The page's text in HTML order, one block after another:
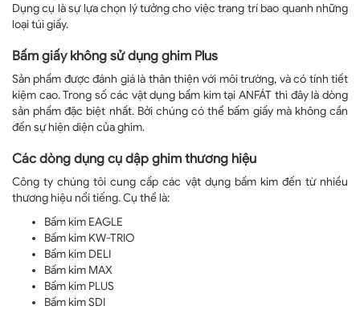
Dụng cụ là sự lựa chọn lý tưởng cho việc trang trí bao quanh những
loại túi giấy.
Bấm giấy không sử dụng ghim Plus
Sản phẩm được đánh giá là thân thiện với môi trường, và có tính tiết
kiệm cao. Trong số các vật dụng bấm kim tại ANFÁT thì đây là dòng
sản phẩm đặc biệt nhất. Bởi chúng có thể bấm giấy mà không cần
đến sự hiện diện của ghim.
Các dòng dụng cụ dập ghim thương hiệu
Công ty chúng tôi cung cấp các vật dụng bấm kim đến từ nhiều
thương hiệu nổi tiếng. Cụ thể là:
Bấm kim EAGLE
Bấm kim KW-TRIO
Bấm kim DELI
Bấm kim MAX
Bấm kim PLUS
Bấm kim SDI